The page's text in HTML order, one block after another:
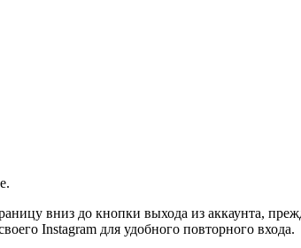
вниз до кнопки выхода из аккаунта,
Instagram для удобного повторного входа.